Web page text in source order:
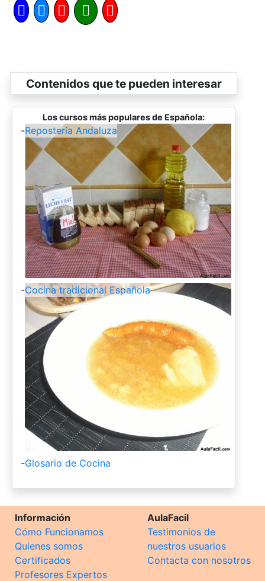
Contenidos que te pueden interesar
Los cursos más populares de Española:
-Repostería Andaluza
-Cocina tradicional Española
-Glosario de Cocina
Información
Cómo Funcionamos
Quienes somos
Certificados
Profesores Expertos
AulaFacil
Testimonios de
nuestros usuarios
Contacta con nosotros